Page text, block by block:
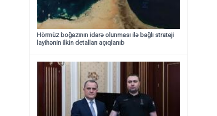
Hörmüz boğazının idarə olunması ilə bağlı strateji
layihənin ilkin detalları açıqlanıb